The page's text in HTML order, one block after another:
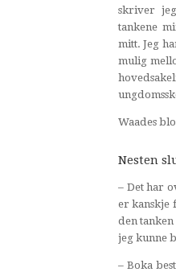
skriver
tankene
mitt. Jeg
mulig
Waades
Nesten
– Det har
er kanskje
den tanken
jeg kunne
– Boka